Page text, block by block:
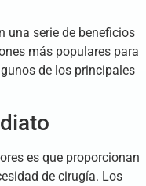
una serie de beneficios
más populares para
de los principales
es que proporcionan
de cirugía. Los